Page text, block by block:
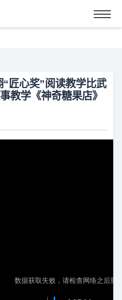
“匠心奖”阅读教学比武
教学《神奇糖果店》